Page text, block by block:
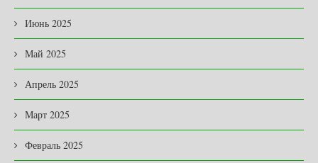
Июнь 2025
Май 2025
Апрель 2025
Март 2025
Февраль 2025